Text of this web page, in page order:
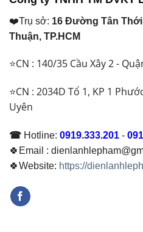
❤️Trụ sở: 16 Đường Tân
Thuận, TP.HCM
⭐CN : 140/35 Cầu Xây 2 -
⭐CN : 2034D Tổ 1, KP 1
Uyên
☎ Hotline: 0919.333.201 -
🍀Email :
🍀Website: https://